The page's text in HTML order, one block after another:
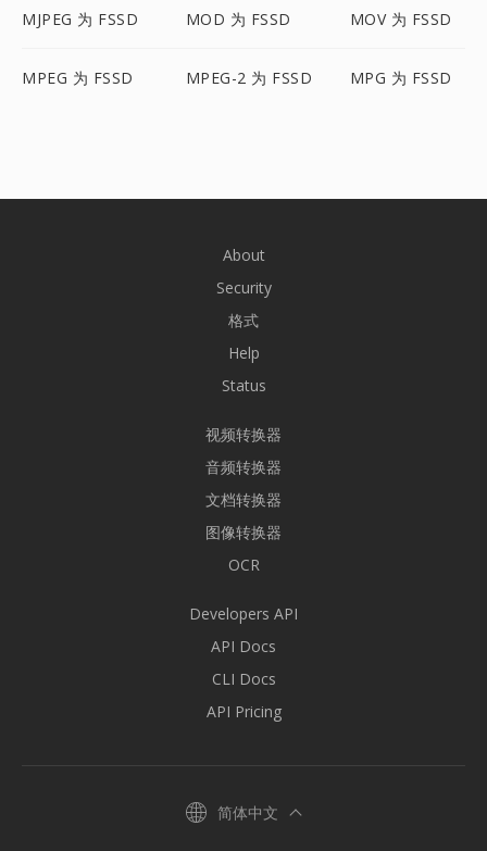
MJPEG 为 FSSD MOD 为 FSSD MOV 为 FSSD
MPEG 为 FSSD MPEG-2 为 FSSD MPG 为 FSSD
About
Security
格式
Help
Status
视频转换器
音频转换器
文档转换器
图像转换器
OCR
Developers API
API Docs
CLI Docs
API Pricing
简体中文